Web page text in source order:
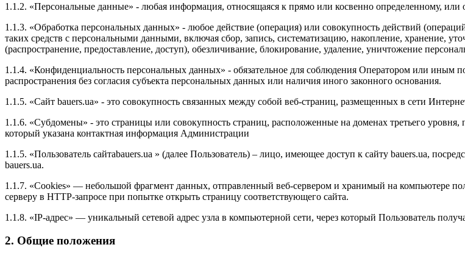
1.1.2. «Персональные данные» - любая информация, относящаяся к прямо или косвенно определенному,
1.1.3. «Обработка персональных данных» - любое действие (операция) или совокупность действий
таких средств с персональными данными, включая сбор, запись, систематизацию, накопление, хранение,
(распространение, предоставление, доступ), обезличивание, блокирование, удаление, уничтожение
1.1.4. «Конфиденциальность персональных данных» - обязательное для соблюдения Оператором или
распространения без согласия субъекта персональных данных или наличия иного законного основания.
1.1.5. «Сайт bauers.ua» - это совокупность связанных между собой веб-страниц, размещенных в сети
1.1.6. «Субдомены» - это страницы или совокупность страниц, расположенные на доменах третьего
который указана контактная информация Администрации
1.1.5. «Пользователь сайтаbauers.ua » (далее Пользователь) – лицо, имеющее доступ к сайту bauers.ua,
bauers.ua.
1.1.7. «Cookies» — небольшой фрагмент данных, отправленный веб-сервером и хранимый на компьютере
серверу в HTTP-запросе при попытке открыть страницу соответствующего сайта.
1.1.8. «IP-адрес» — уникальный сетевой адрес узла в компьютерной сети, через который Пользователь
2. Общие положения